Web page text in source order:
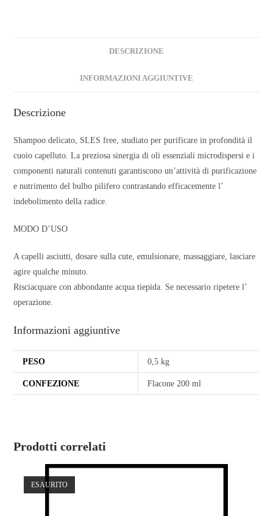
DESCRIZIONE
INFORMAZIONI AGGIUNTIVE
Descrizione
Shampoo delicato, SLES free, studiato per purificare in profondità il
cuoio capelluto. La preziosa sinergia di oli essenziali microdispersi e i
componenti naturali contenuti garantiscono un’attività di purificazione
e nutrimento del bulbo pilifero contrastando efficacemente l’
indebolimento della radice.
MODO D’USO
A capelli asciutti, dosare sulla cute, emulsionare, massaggiare, lasciare
agire qualche minuto.
Risciacquare con abbondante acqua tiepida. Se necessario ripetere l’
operazione.
Informazioni aggiuntive
PESO 0,5 kg
CONFEZIONE Flacone 200 ml
Prodotti correlati
ESAURITO